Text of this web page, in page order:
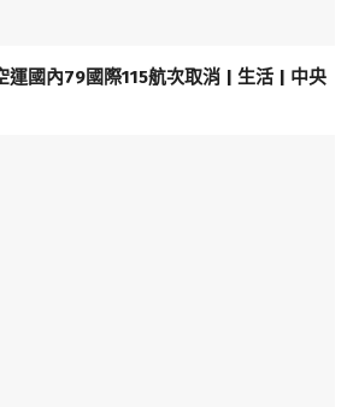
運國內79國際115航次取消 | 生活 | 中央